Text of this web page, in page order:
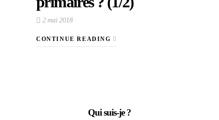
2 mai 2018
CONTINUE READING
Qui suis-je ?